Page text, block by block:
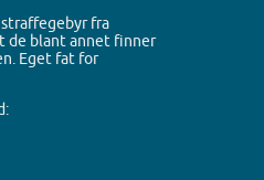
fra
de blant annet finner
Eget fat for